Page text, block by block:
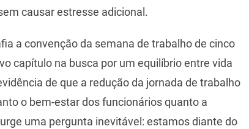
causar estresse adicional.
a convenção da semana de trabalho de cinco
capítulo na busca por um equilíbrio entre vida
de que a redução da jornada de trabalho
o bem-estar dos funcionários quanto a
uma pergunta inevitável: estamos diante do